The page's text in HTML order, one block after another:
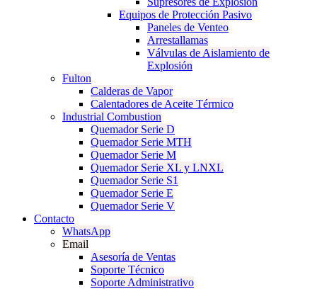
Equipos de Protección Pasivo
Paneles de Venteo
Arrestallamas
Válvulas de Aislamiento de
Explosión
Fulton
Calderas de Vapor
Calentadores de Aceite Térmico
Industrial Combustion
Quemador Serie D
Quemador Serie MTH
Quemador Serie M
Quemador Serie XL y LNXL
Quemador Serie S1
Quemador Serie E
Quemador Serie V
Contacto
WhatsApp
Email
Asesoría de Ventas
Soporte Técnico
Soporte Administrativo